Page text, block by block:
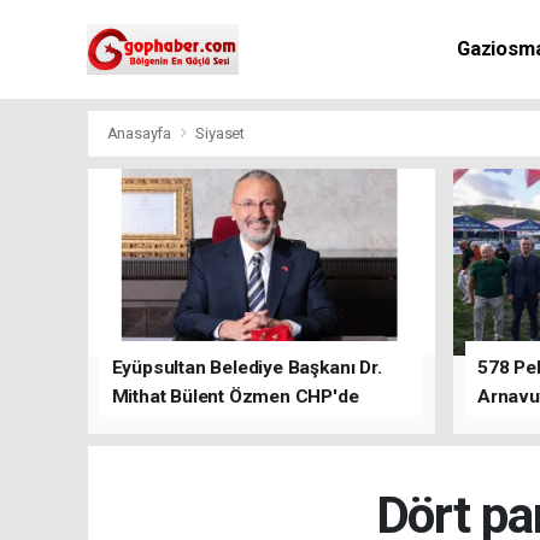
Anasayfa Siyaset
Eyüpsultan Belediye Başkanı Dr.
Mithat Bülent Özmen CHP'de
578
Dört